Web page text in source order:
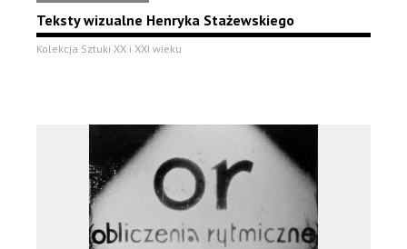
Teksty wizualne Henryka Stażewskiego
Kolekcja Sztuki XX i XXI wieku